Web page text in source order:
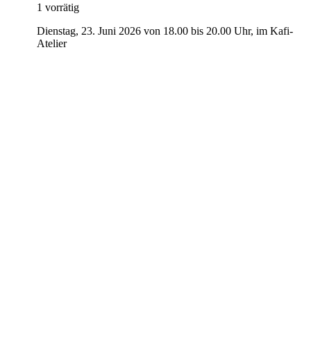
1 vorrätig
Dienstag, 23. Juni 2026 von 18.00 bis 20.00 Uhr, im Kafi-
Atelier